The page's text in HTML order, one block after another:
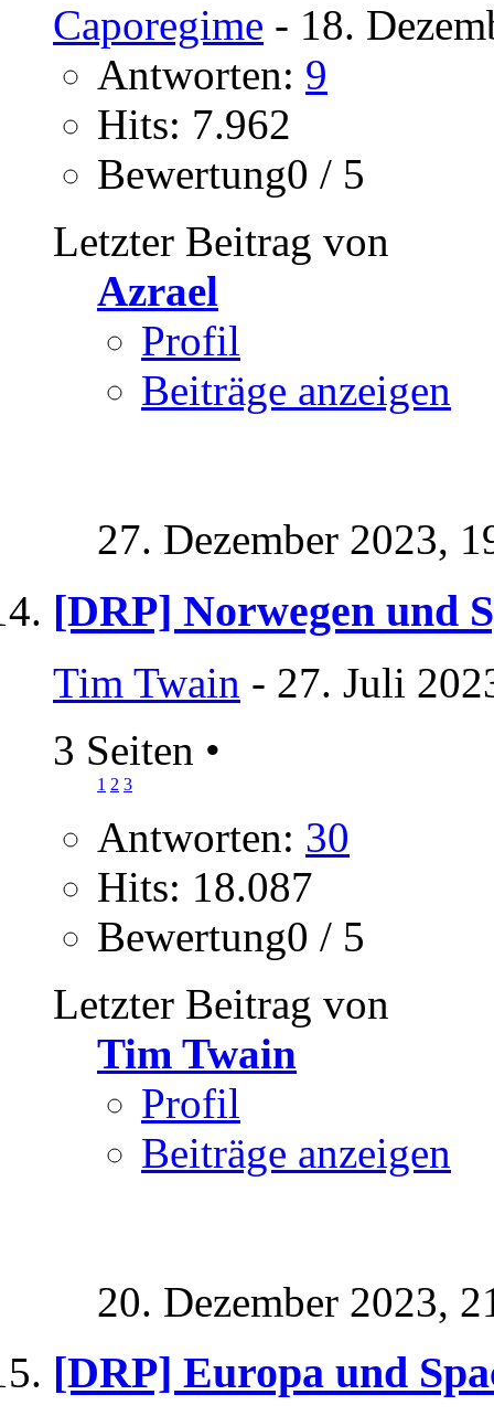
Caporegime - 18.
Antworten: 9
Hits: 7.962
Bewertung0 / 5
Letzter Beitrag von
Azrael
Profil
Beiträge anzeigen
27. Dezember 2023,
[DRP] Norwegen und
Tim Twain - 27. Juli
3 Seiten •
1 2 3
Antworten: 30
Hits: 18.087
Bewertung0 / 5
Letzter Beitrag von
Tim Twain
Profil
Beiträge anzeigen
20. Dezember 2023,
[DRP] Europa und